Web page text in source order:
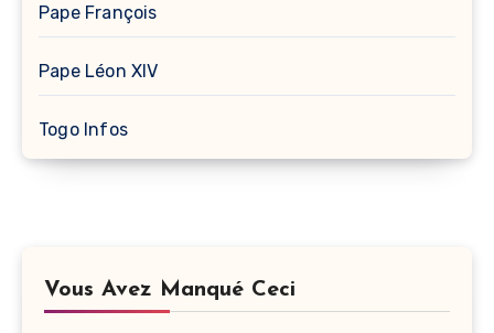
Pape François
Pape Léon XIV
Togo Infos
Vous Avez Manqué Ceci